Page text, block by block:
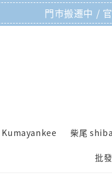
門市搬遷中 /
Kumayankee 柴尾
批